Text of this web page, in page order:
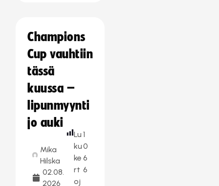
Champions
Cup vauhtiin
tässä
kuussa –
lipunmyynti
jo auki
Mika
Hilska
02.08.
2026
Lu
ku
ke
rt
oj
1
0
6
6